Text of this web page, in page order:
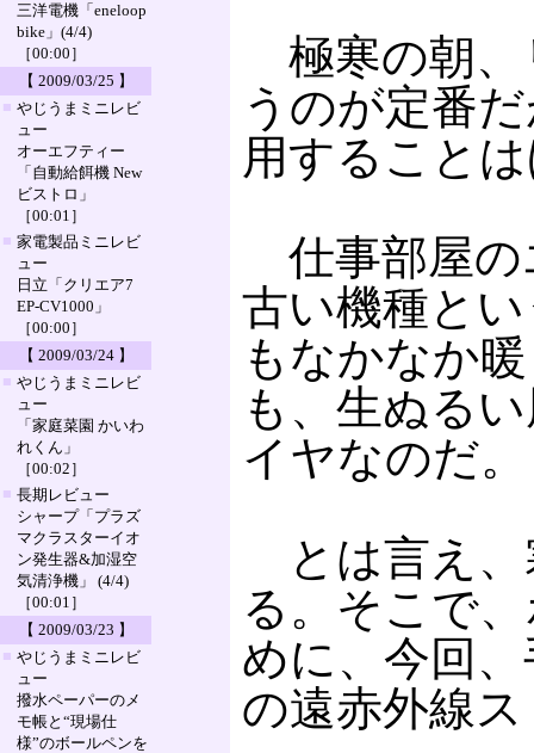
三洋電機「eneloop
bike」(4/4)
［00:00］
【 2009/03/25 】
■ やじうまミニレビ
ュー
オーエフティー
「自動給餌機 New
ビストロ」
［00:01］
■ 家電製品ミニレビ
ュー
日立「クリエア7
EP-CV1000」
［00:00］
【 2009/03/24 】
■ やじうまミニレビ
ュー
「家庭菜園 かいわ
れくん」
［00:02］
■ 長期レビュー
シャープ「プラズ
マクラスターイオ
ン発生器&加湿空
気清浄機」 (4/4)
［00:01］
【 2009/03/23 】
■ やじうまミニレビ
ュー
撥水ペーパーのメ
モ帳と“現場仕
様”のボールペンを
極寒の朝、
うのが定番
用すること
仕事部屋の
古い機種と
もなかなか
も、生ぬる
イヤなのだ。
とは言え、
る。そこで
めに、今回
の遠赤外線